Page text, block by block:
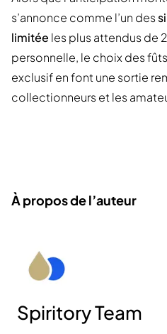
s’annonce comme l’un des
limitée les plus attendus de
personnelle, le choix des
exclusif en font une sortie
collectionneurs et les
À propos de l’auteur
Spiritory Team